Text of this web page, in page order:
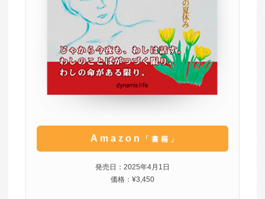
Amazon 「書籍」
発売日：2025年4月1日
価格：¥3,450